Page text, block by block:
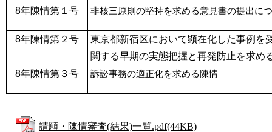
8年陳情第１号 非核三原則の堅持を求める意見書の提出に
8年陳情第２号
東京都新宿区において顕在化した事例
関する早期の実態把握と再発防止を求め
8年陳情第３号
訴訟事務の適正化を求める陳情
請願・陳情審査(結果)一覧.pdf(44KB)